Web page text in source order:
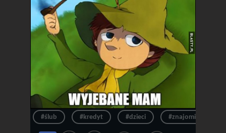
#ślub #kredyt #dzieci #znajomi